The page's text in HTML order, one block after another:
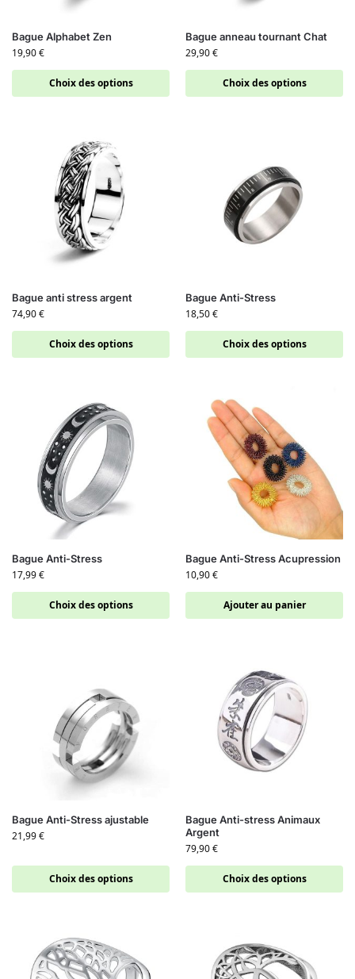
Bague Alphabet Zen
19,90€
Choix des options
Bague anneau tournant Chat
29,90€
Choix des options
Bague anti stress argent
74,90€
Choix des options
Bague Anti-Stress
18,50€
Choix des options
Bague Anti-Stress
17,99€
Choix des options
Bague Anti-Stress Acupression
10,90€
Ajouter au panier
Bague Anti-Stress ajustable
21,99€
Choix des options
Bague Anti-stress Animaux
Argent
79,90€
Choix des options